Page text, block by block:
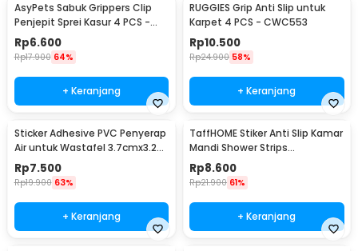
AsyPets Sabuk Grippers Clip
Penjepit Sprei Kasur 4 PCS -
PJP4
Rp6.600
Rp17.900 64%
+ Keranjang
RUGGIES Grip Anti Slip untuk
Karpet 4 PCS - CWC553
Rp10.500
Rp24.900 58%
+ Keranjang
Sticker Adhesive PVC Penyerap
Air untuk Wastafel 3.7cmx3.2M
- CN1222
Rp7.500
Rp19.900 63%
+ Keranjang
TaffHOME Stiker Anti Slip Kamar
Mandi Shower Strips
20x380mm 6 PCS - TT-19
Rp8.600
Rp21.900 61%
+ Keranjang